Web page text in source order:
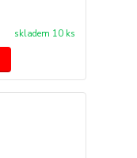
skladem 10 ks